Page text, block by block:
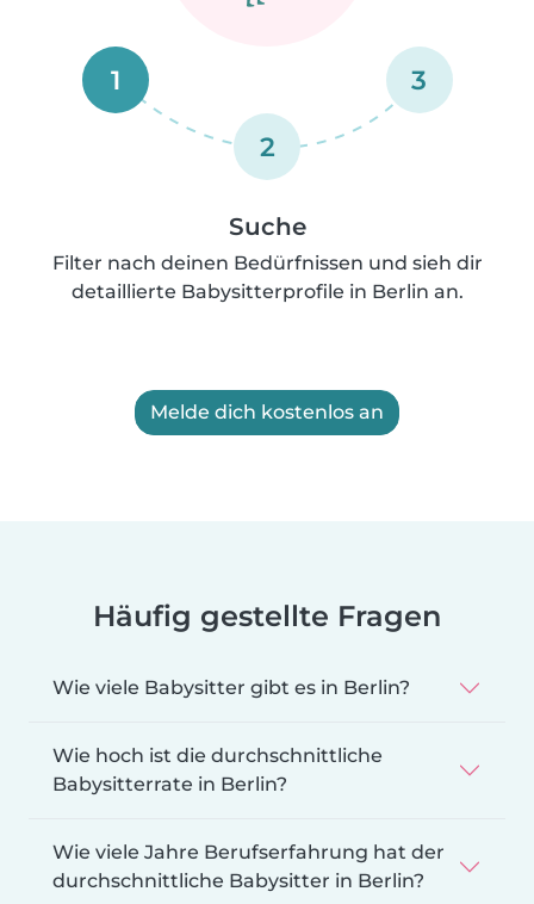
1
2
3
Suche
Filter nach deinen Bedürfnissen und sieh dir
detaillierte Babysitterprofile in Berlin an.
Melde dich kostenlos an
Häufig gestellte Fragen
Wie viele Babysitter gibt es in Berlin?
Wie hoch ist die durchschnittliche
Babysitterrate in Berlin?
Wie viele Jahre Berufserfahrung hat der
durchschnittliche Babysitter in Berlin?